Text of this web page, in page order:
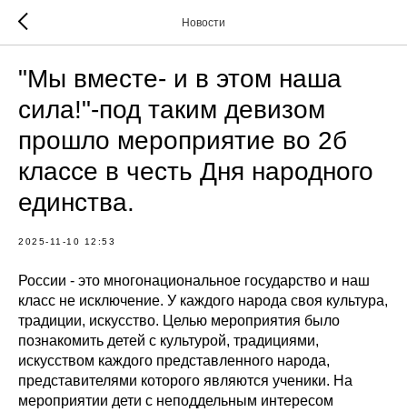
Новости
"Мы вместе- и в этом наша
сила!"-под таким девизом
прошло мероприятие во 2б
классе в честь Дня народного
единства.
2025-11-10 12:53
России - это многонациональное государство и наш
класс не исключение. У каждого народа своя культура,
традиции, искусство. Целью мероприятия было
познакомить детей с культурой, традициями,
искусством каждого представленного народа,
представителями которого являются ученики. На
мероприятии дети с неподдельным интересом